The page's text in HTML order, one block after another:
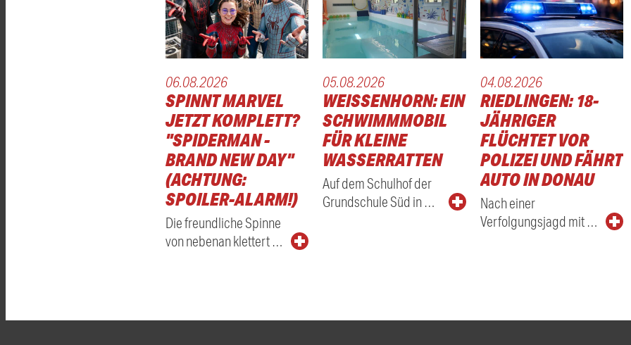
06.08.2026
SPINNT MARVEL
JETZT KOMPLETT?
"SPIDERMAN -
BRAND NEW DAY"
(ACHTUNG:
SPOILER-ALARM!)
Die freundliche Spinne
von nebenan klettert …
05.08.2026
WEISSENHORN: EIN S
CHWIMMMOBIL F
ÜR KLEINE W
ASSERRATTEN
Auf dem Schulhof der
Grundschule Süd in …
04.08.2026
RIEDLINGEN: 18-
JÄHRIGER
FLÜCHTET VOR
POLIZEI UND FÄHRT
AUTO IN DONAU
Nach einer
Verfolgungsjagd mit …